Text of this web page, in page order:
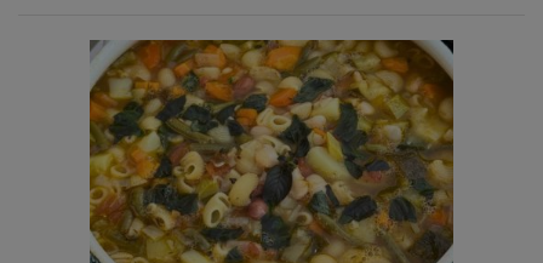
Temps de préparation : 35 min
Temps de cuisson : 1h15
Nombre de couverts : 8